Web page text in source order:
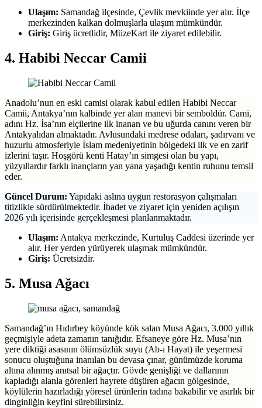
Ulaşım: Samandağ ilçesinde, Çevlik mevkiinde yer alır. İlçe
merkezinden kalkan dolmuşlarla ulaşım mümkündür.
Giriş: Giriş ücretlidir, MüzeKart ile ziyaret edilebilir.
4. Habibi Neccar Camii
Anadolu’nun en eski camisi olarak kabul edilen Habibi Neccar
Camii, Antakya’nın kalbinde yer alan manevi bir semboldür. Cami,
adını Hz. İsa’nın elçilerine ilk inanan ve bu uğurda canını veren bir
Antakyalıdan almaktadır. Avlusundaki medrese odaları, şadırvanı ve
huzurlu atmosferiyle İslam medeniyetinin bölgedeki ilk ve en zarif
izlerini taşır. Hoşgörü kenti Hatay’ın simgesi olan bu yapı,
yüzyıllardır farklı inançların yan yana yaşadığı kentin ruhunu temsil
eder.
Güncel Durum: Yapıdaki aslına uygun restorasyon çalışmaları
titizlikle sürdürülmektedir. İbadet ve ziyaret için yeniden açılışın
2026 yılı içerisinde gerçekleşmesi planlanmaktadır.
Ulaşım: Antakya merkezinde, Kurtuluş Caddesi üzerinde yer
alır. Her yerden yürüyerek ulaşmak mümkündür.
Giriş: Ücretsizdir.
5. Musa Ağacı
Samandağ’ın Hıdırbey köyünde kök salan Musa Ağacı, 3.000 yıllık
geçmişiyle adeta zamanın tanığıdır. Efsaneye göre Hz. Musa’nın
yere diktiği asasının ölümsüzlük suyu (Ab-ı Hayat) ile yeşermesi
sonucu oluştuğuna inanılan bu devasa çınar, günümüzde koruma
altına alınmış anıtsal bir ağaçtır. Gövde genişliği ve dallarının
kapladığı alanla görenleri hayrete düşüren ağacın gölgesinde,
köylülerin hazırladığı yöresel ürünlerin tadına bakabilir ve asırlık bir
dinginliğin keyfini sürebilirsiniz.